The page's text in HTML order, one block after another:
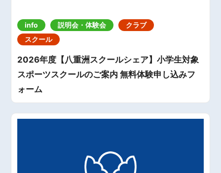
info 説明会・体験会
クラブ
スクール
2026年度【八重洲スクールシェア】小学生対象
スポーツスクールのご案内 無料体験申し込みフ
ォーム